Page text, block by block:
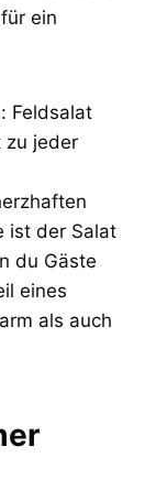
ein
Feldsalat
zu jeder
ist der Salat
du Gäste
eines
als auch